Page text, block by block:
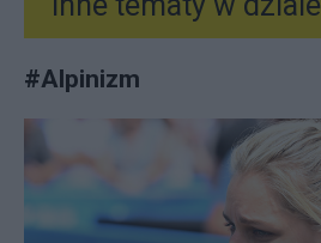
#Alpinizm